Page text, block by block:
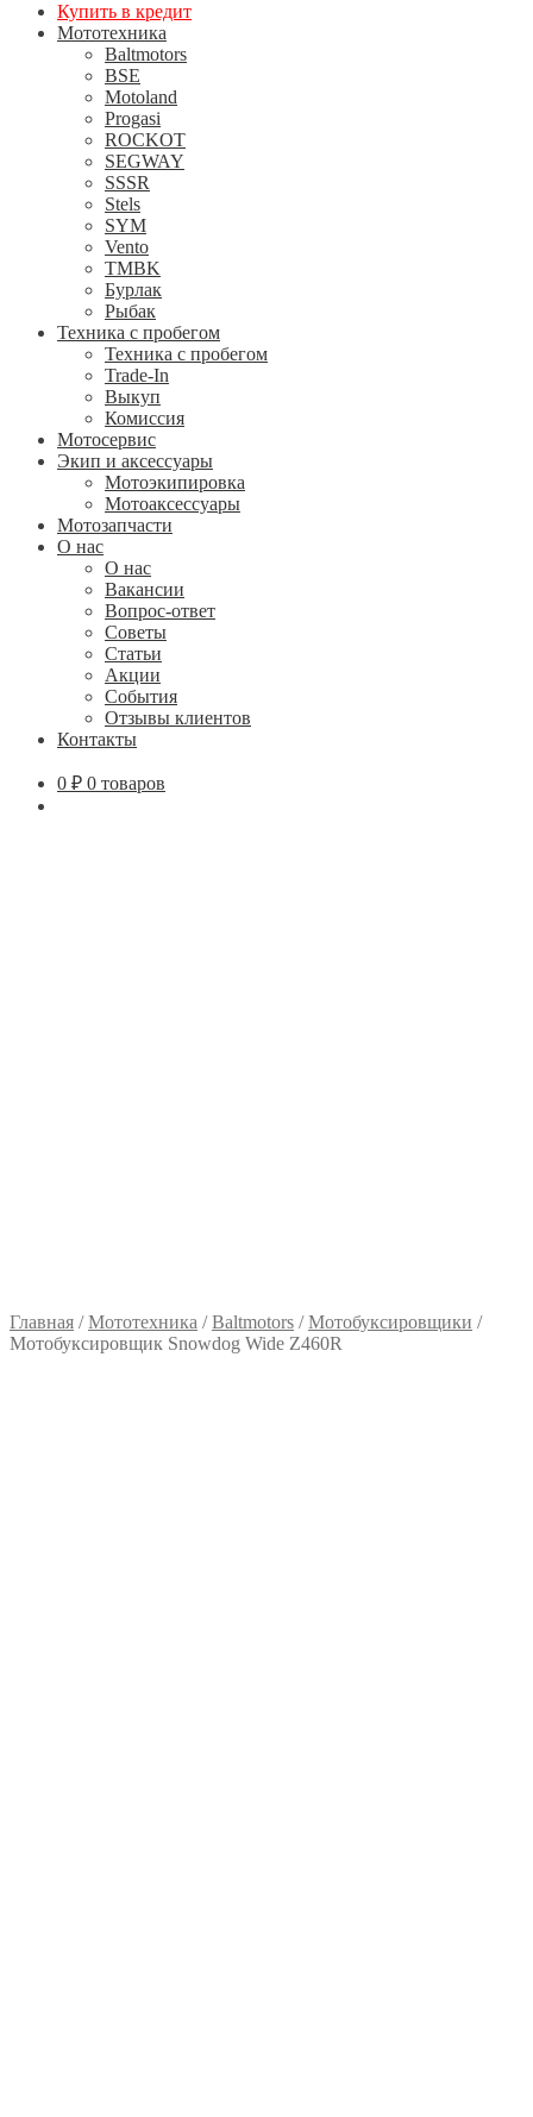
Купить в кредит
Мототехника
Baltmotors
BSE
Motoland
Progasi
ROCKOT
SEGWAY
SSSR
Stels
SYM
Vento
TMBK
Бурлак
Рыбак
Техника с пробегом
Техника с пробегом
Trade-In
Выкуп
Комиссия
Мотосервис
Экип и аксессуары
Мотоэкипировка
Мотоаксессуары
Мотозапчасти
О нас
О нас
Вакансии
Вопрос-ответ
Советы
Статьи
Акции
События
Отзывы клиентов
Контакты
0 ₽ 0 товаров
Главная /Мототехника /Baltmotors /Мотобуксировщики /
Мотобуксировщик Snowdog Wide Z460R